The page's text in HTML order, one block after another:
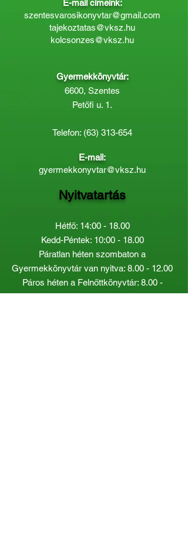
E-mail címeink:
szentesvarosikonyvtar@gmail.com
tajekoztatas@vksz.hu
kolcsonzes@vksz.hu
Gyermekkönyvtár:
6600, Szentes
Petőfi u. 1.
Telefon: (63) 313-654
E-mail:
gyermekkonyvtar@vksz.hu
Nyitvatartás
Hétfő: 14:00 - 18.00
Kedd-Péntek: 10:00 - 18.00
Páratlan héten szombaton a
Gyermekkönyvtár van nyitva: 8.00 - 12.00
Páros héten a Felnőttkönyvtár: 8.00 -
12.00óráig.